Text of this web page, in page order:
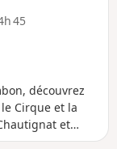
45
découvrez
Cirque et la
et